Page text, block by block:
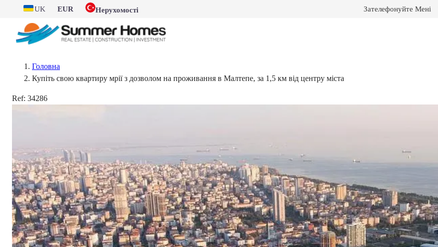
UK EUR Нерухомості Зателефонуйте Мені
Головна
Купіть свою квартиру мрії з дозволом на проживання в Малтепе, за 1,5 км від центру міста
Ref: 34286